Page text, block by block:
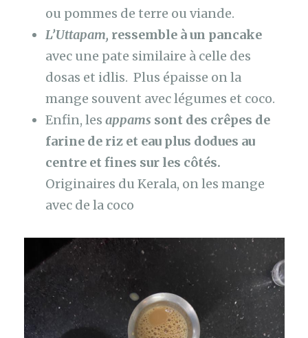
ou pommes de terre ou viande.
L’Uttapam, ressemble à un pancake
avec une pate similaire à celle des
dosas et idlis. Plus épaisse on la
mange souvent avec légumes et coco.
Enfin, les appams sont des crêpes de
farine de riz et eau plus dodues au
centre et fines sur les côtés.
Originaires du Kerala, on les mange
avec de la coco